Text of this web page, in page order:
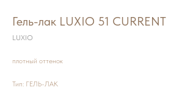
Гель-лак LUXIO 51 CURRENT
LUXIO
плотный оттенок
Тип: ГЕЛЬ-ЛАК